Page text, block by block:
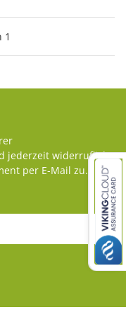
1
jederzeit widerruflich
per E-Mail zu.